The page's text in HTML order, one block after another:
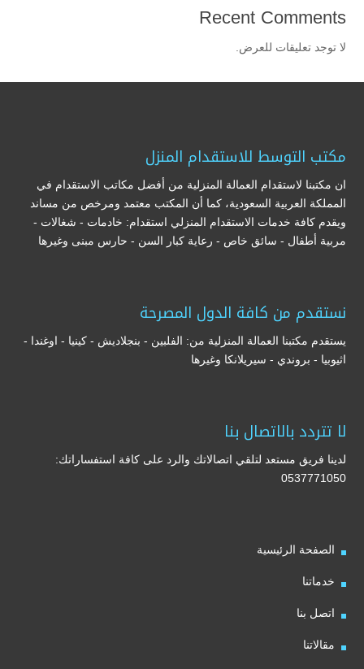
Recent Comments
لا توجد تعليقات للعرض.
مكتب التوسط للاستقدام المنزل
ان مكتبنا لاستقدام العمالة المنزلية من أفضل مكاتب الاستقدام في
المملكة العربية السعودية، كما أن المكتب معتمد ومرخص من مساند
ويقدم كافة خدمات الاستقدام المنزلي استقدام: خادمات - شغالات -
مربية أطفال - سائق خاص - رعاية كبار السن - حارس مبنى وغيرها
نستقدم من كافة الدول المصرحة
يستقدم مكتبنا العمالة المنزلية من: الفلبين - بنجلاديش - كينيا - اوغندا -
اثيوبيا - بروندي - سيريلانكا وغيرها
لا تتردد بالاتصال بنا
لدينا فريق مستعد لتلقي اتصالاتك والرد على كافة استفساراتك:
0537771050
الصفحة الرئيسية
خدماتنا
اتصل بنا
مقالاتنا